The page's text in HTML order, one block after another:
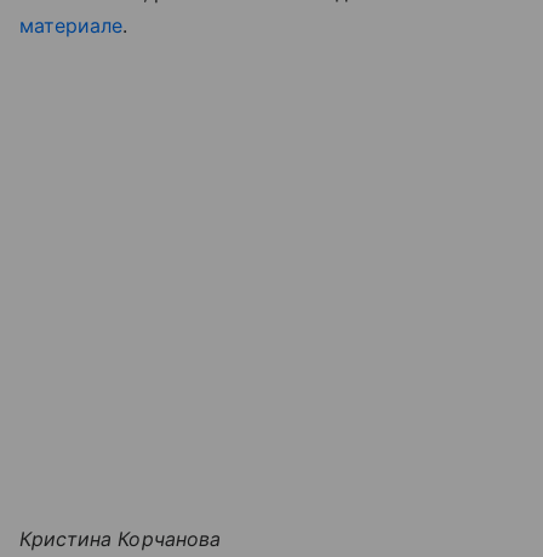
материале.
Кристина Корчанова